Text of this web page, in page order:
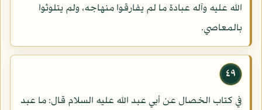
الله عليه وآله عبادة ما لم يفارقوا منهاجه، ولم يتلوثوا
بالمعاصي.
٤٩
في كتاب الخصال عن أبي عبد الله عليه السلام قال: ما عبد